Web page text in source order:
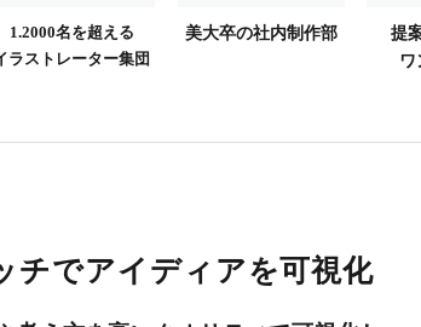
1.2000名を超える
ラストレーター集団
美大卒の社内制作部
提
ワ
チでアイディアを可視化